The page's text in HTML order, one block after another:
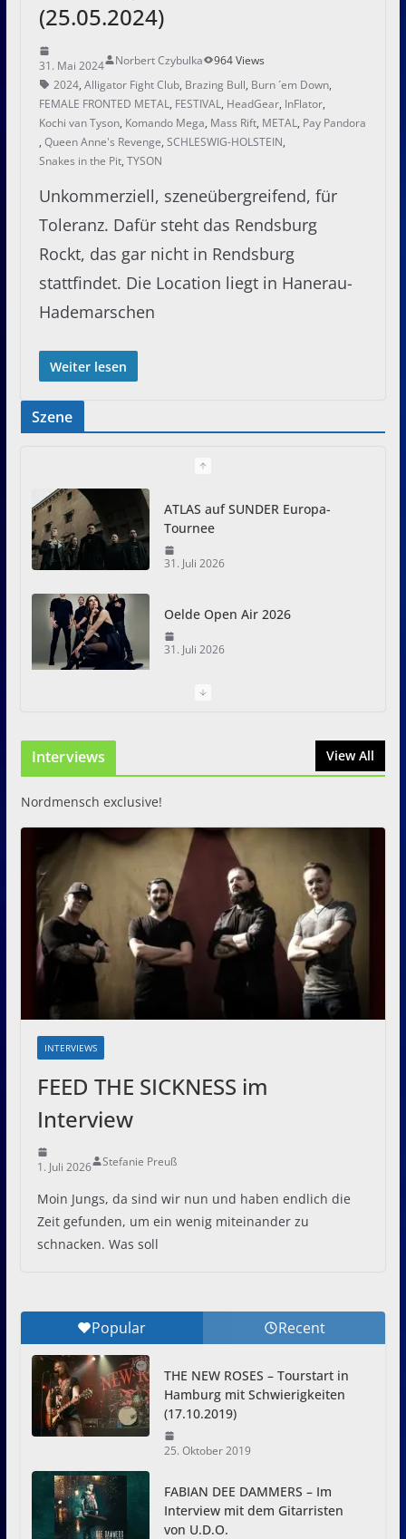
(25.05.2024)
31. Mai 2024 Norbert Czybulka
964 Views
2024, Alligator Fight Club, Brazing Bull, Burn ´em Down,
FEMALE FRONTED METAL, FESTIVAL, HeadGear, InFlator,
Kochi van Tyson, Komando Mega, Mass Rift, METAL, Pay Pandora
, Queen Anne's Revenge, SCHLESWIG-HOLSTEIN,
Snakes in the Pit, TYSON
Unkommerziell, szeneübergreifend, für
Toleranz. Dafür steht das Rendsburg
Rockt, das gar nicht in Rendsburg
stattfindet. Die Location liegt in Hanerau-
Hademarschen
Weiter lesen
Szene
ATLAS auf SUNDER Europa-
Tournee
31. Juli 2026
Oelde Open Air 2026
31. Juli 2026
I Prevail – Violent Nature
Interviews View All
Nordmensch exclusive!
INTERVIEWS
FEED THE SICKNESS im
Interview
1. Juli 2026 Stefanie Preuß
Moin Jungs, da sind wir nun und haben endlich die
Zeit gefunden, um ein wenig miteinander zu
schnacken. Was soll
Popular Recent
THE NEW ROSES – Tourstart in
Hamburg mit Schwierigkeiten
(17.10.2019)
25. Oktober 2019
FABIAN DEE DAMMERS – Im
Interview mit dem Gitarristen
von U.D.O.